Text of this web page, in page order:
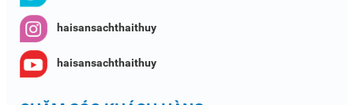
haisansachthaithuy
haisansachthaithuy